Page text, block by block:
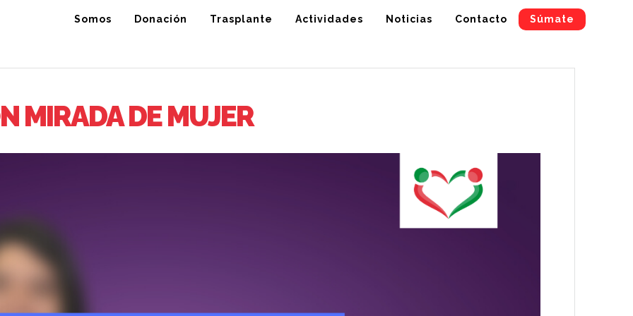
Somos Donación Trasplante Actividades Noticias Contacto Súmate
MIRADA DE MUJER